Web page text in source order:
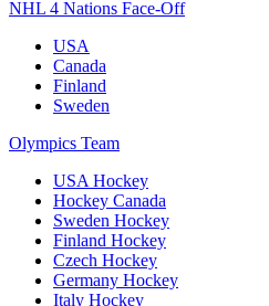
NHL 4 Nations Face-Off
USA
Canada
Finland
Sweden
Olympics Team
USA Hockey
Hockey Canada
Sweden Hockey
Finland Hockey
Czech Hockey
Germany Hockey
Italy Hockey